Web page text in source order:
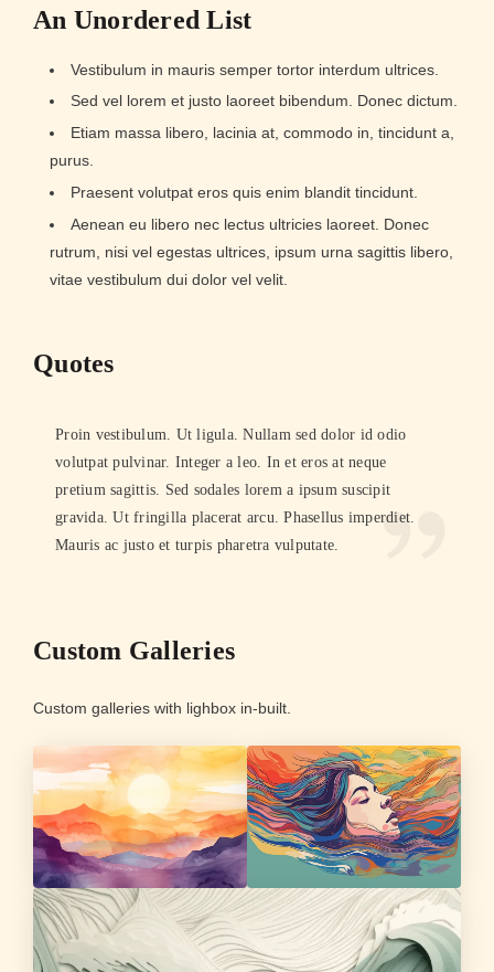
An Unordered List
Vestibulum in mauris semper tortor interdum ultrices.
Sed vel lorem et justo laoreet bibendum. Donec dictum.
Etiam massa libero, lacinia at, commodo in, tincidunt a,
purus.
Praesent volutpat eros quis enim blandit tincidunt.
Aenean eu libero nec lectus ultricies laoreet. Donec
rutrum, nisi vel egestas ultrices, ipsum urna sagittis libero,
vitae vestibulum dui dolor vel velit.
Quotes
Proin vestibulum. Ut ligula. Nullam sed dolor id odio
volutpat pulvinar. Integer a leo. In et eros at neque
pretium sagittis. Sed sodales lorem a ipsum suscipit
gravida. Ut fringilla placerat arcu. Phasellus imperdiet.
Mauris ac justo et turpis pharetra vulputate.
Custom Galleries
Custom galleries with lighbox in-built.